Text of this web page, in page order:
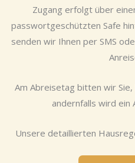
Zugang erfolgt über
passwortgeschützten Safe
senden wir Ihnen per SMS
Am Abreisetag bitten wir Sie,
andernfalls wird ein
Unsere detaillierten